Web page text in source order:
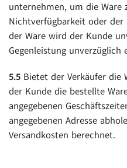
unternehmen, um die Ware
Nichtverfügbarkeit oder
der Ware wird der Kunde
Gegenleistung unverzüglich
5.5 Bietet der Verkäufer die
der Kunde die bestellte
angegebenen
angegebenen Adresse
Versandkosten berechnet.